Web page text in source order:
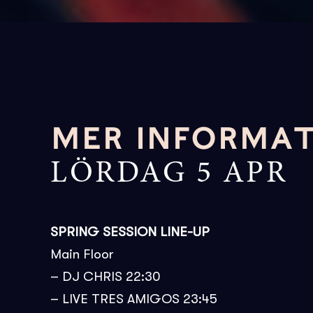
MER
LÖRDAG 5 APR
SPRING SESSION LINE-UP
Main Floor
– DJ CHRIS 22:30
– LIVE TRES AMIGOS 23:45